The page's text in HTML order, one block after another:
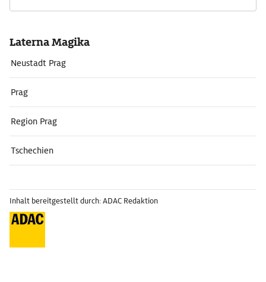
Laterna Magika
Neustadt Prag
Prag
Region Prag
Tschechien
Inhalt bereitgestellt durch: ADAC Redaktion